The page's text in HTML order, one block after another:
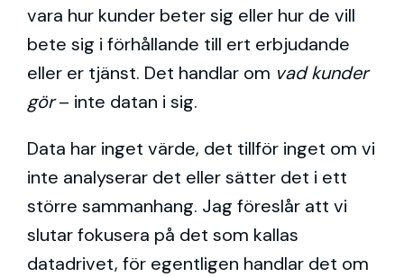
vara hur kunder beter sig eller hur de vill
bete sig i förhållande till ert erbjudande
eller er tjänst. Det handlar om vad kunder
gör– inte datan i sig.
Data har inget värde, det tillför inget om vi
inte analyserar det eller sätter det i ett
större sammanhang. Jag föreslår att vi
slutar fokusera på det som kallas
datadrivet, för egentligen handlar det om